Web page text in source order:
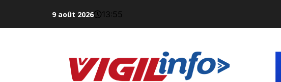
9 août 2026 13:55